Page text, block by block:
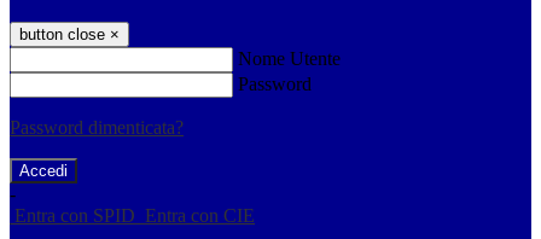
button close ×
Nome Utente
Password
Password dimenticata?
-
Entra con SPID Entra con CIE